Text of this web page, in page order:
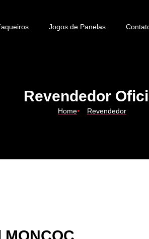
Jogos de Panelas
Revendedor
Home Revendedor